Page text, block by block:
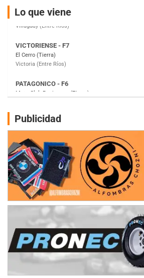
entradas
Lo que viene
El Cerro (Tierra)
Victoria (Entre Ríos)
Moto Club Reginense (Tierra)
Gral. E. Godoy (Río Negro)
Juventud Unida (Tierra)
NORESTE SANTAFESINO - F6
Ciudad de Avellaneda (Asfalto)
Avellaneda (Santa Fe)
SUR SANTAFESINO - F4
José Samuel Sánchez (Tierra)
Rufino (Santa Fe)
TUCUMANO - F5
Juan Navarro (Asfalto)
El Timbó (Tucumán)
COBERTURA ESPECIAL DE E-KART.COM.AR
08/09-AGO
IAME SERIES ARGENTINA 6
Baradero (Buenos Aires)
Publicidad